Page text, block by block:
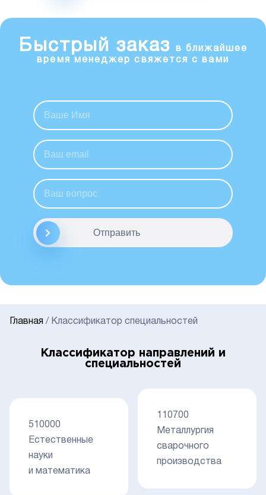
Быстрый заказ
в ближайшее
время менеджер свяжется с вами
Отправить
Главная / Классификатор специальностей
Классификатор направлений и
специальностей
510000
Естественные
науки
и математика
110700
Металлургия
сварочного
производства